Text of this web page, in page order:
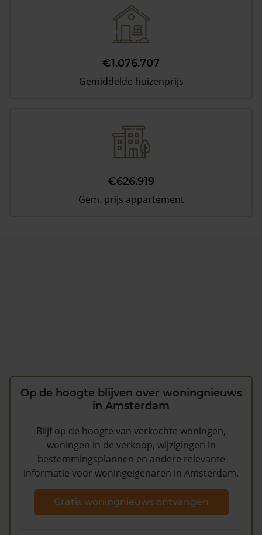
€1.076.707
Gemiddelde huizenprijs
€626.919
Gem. prijs appartement
Op de hoogte blijven over woningnieuws
in Amsterdam
Blijf op de hoogte van verkochte woningen,
woningen in de verkoop, wijzigingen in
bestemmingsplannen en andere relevante
informatie voor woningeigenaren in Amsterdam.
Gratis woningnieuws ontvangen